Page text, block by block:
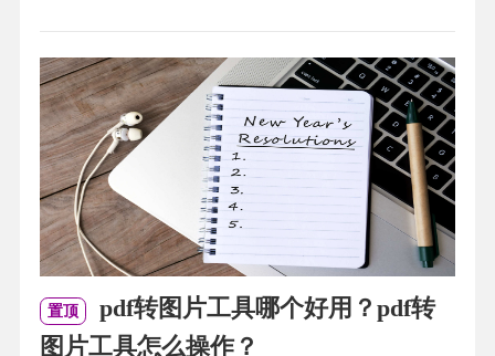
置顶
pdf转图片工具哪个好用？pdf转
图片工具怎么操作？